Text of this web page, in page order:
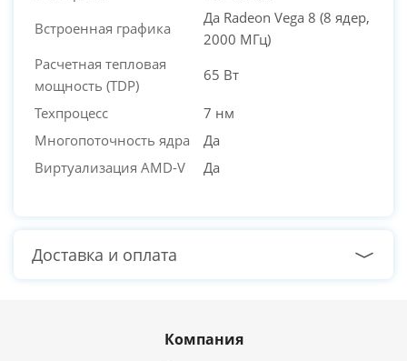
Встроенная графика
Да Radeon Vega 8 (8 ядер,
2000 МГц)
Расчетная тепловая
мощность (TDP)
65 Вт
Техпроцесс
7 нм
Многопоточность ядра
Да
Виртуализация AMD-V
Да
Доставка и оплата
Компания